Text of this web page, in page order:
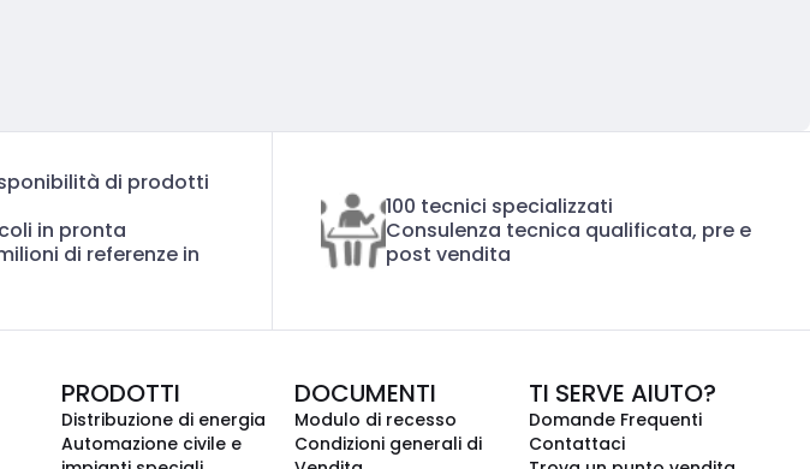
di prodotti
in pronta
di referenze in
100 tecnici specializzati
Consulenza tecnica qualificata, pre e
post vendita
PRODOTTI
Distribuzione di energia
Automazione civile e
DOCUMENTI
Modulo di recesso
Condizioni generali di
TI SERVE AIUTO?
Domande Frequenti
Contattaci